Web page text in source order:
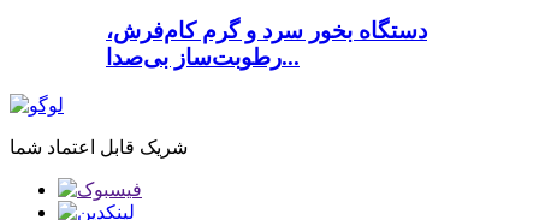
دستگاه بخور سرد و گرم کام‌فرش،
رطوبت‌ساز بی‌صدا...
شریک قابل اعتماد شما